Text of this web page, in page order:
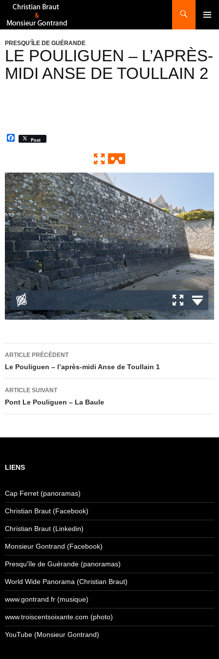
Recherche
AU
PRESQU'ÎLE DE GUÉRANDE
LE POULIGUEN – L’APRÈS-
MIDI ANSE DE TOULLAIN 2
F
a
o
o
k
Post
Exit VR
VR Setup
0:00 / 0:00
Navigation
des
articles
ARTICLE PRÉCÉDENT
Le Pouliguen – l’après-midi Anse de Toullain 1
ARTICLE SUIVANT
Pont Le Pouliguen – La Baule
LIENS
Cap Ferret (panoramas)
Christian Braut (Facebook)
Christian Braut (Linkedin)
Monsieur Gontrand (Facebook)
Presqu'île de Guérande (panoramas)
World Wide Panorama (Christian Braut)
www.gontrand.fr (musique)
www.troiscentsoixante.com (photo)
YouTube (Monsieur Gontrand)